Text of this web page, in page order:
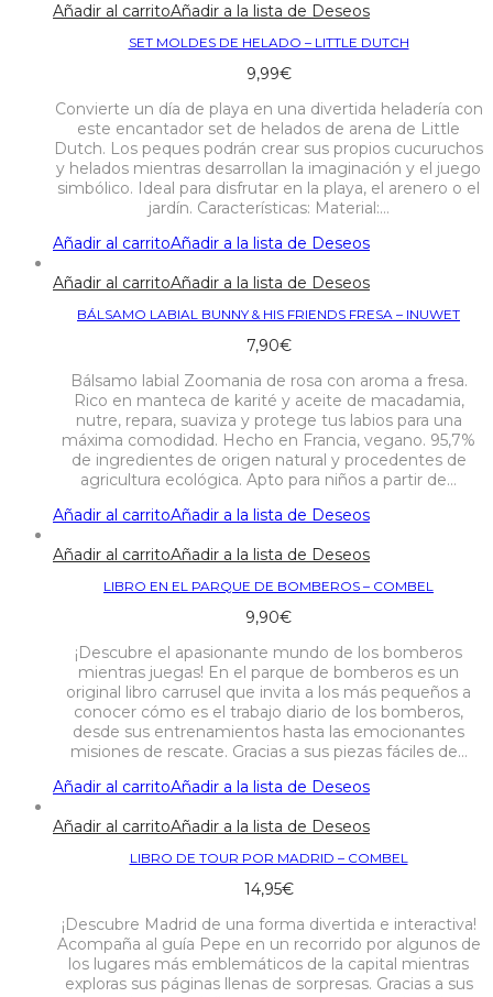
Añadir al carritoAñadir a la lista de Deseos
SET MOLDES DE HELADO – LITTLE DUTCH
9,99€
Convierte un día de playa en una divertida heladería con
este encantador set de helados de arena de Little
Dutch. Los peques podrán crear sus propios cucuruchos
y helados mientras desarrollan la imaginación y el juego
simbólico. Ideal para disfrutar en la playa, el arenero o el
jardín. Características: Material:…
Añadir al carritoAñadir a la lista de Deseos
Añadir al carritoAñadir a la lista de Deseos
BÁLSAMO LABIAL BUNNY & HIS FRIENDS FRESA – INUWET
7,90€
Bálsamo labial Zoomania de rosa con aroma a fresa.
Rico en manteca de karité y aceite de macadamia,
nutre, repara, suaviza y protege tus labios para una
máxima comodidad. Hecho en Francia, vegano. 95,7%
de ingredientes de origen natural y procedentes de
agricultura ecológica. Apto para niños a partir de…
Añadir al carritoAñadir a la lista de Deseos
Añadir al carritoAñadir a la lista de Deseos
LIBRO EN EL PARQUE DE BOMBEROS – COMBEL
9,90€
¡Descubre el apasionante mundo de los bomberos
mientras juegas! En el parque de bomberos es un
original libro carrusel que invita a los más pequeños a
conocer cómo es el trabajo diario de los bomberos,
desde sus entrenamientos hasta las emocionantes
misiones de rescate. Gracias a sus piezas fáciles de…
Añadir al carritoAñadir a la lista de Deseos
Añadir al carritoAñadir a la lista de Deseos
LIBRO DE TOUR POR MADRID – COMBEL
14,95€
¡Descubre Madrid de una forma divertida e interactiva!
Acompaña al guía Pepe en un recorrido por algunos de
los lugares más emblemáticos de la capital mientras
exploras sus páginas llenas de sorpresas. Gracias a sus